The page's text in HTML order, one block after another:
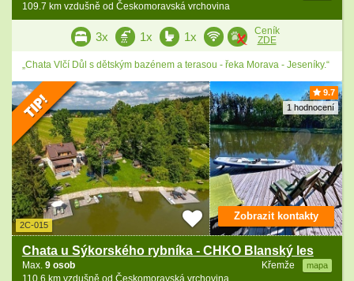
109.7 km vzdušně od Českomoravská vrchovina
3x 1x 1x
Ceník
ZDE
„Chata Vlčí Důl s dětským bazénem a terasou - řeka Morava - Jeseníky.“
9.7
1 hodnocení
2C-015
Chata u Sýkorského rybníka - CHKO Blanský les
Křemže mapa
Max. 9 osob
110.6 km vzdušně od Českomoravská vrchovina
Zobrazit kontakty